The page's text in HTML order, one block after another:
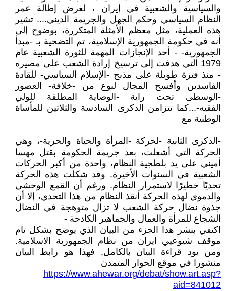
والسياسية والشعبية في إيران ، لغرض إطالة عمر
النظام السياسي وحكم الجهل والجريمة الديني.... تشير
هذه العملية، مثل معظم الأمثلة المتكررة، بوضوح إلى
أنه في حكومة الجمهورية الإسلامية، تم التضحية بـ -مبدأ
الجمهورية- - أحد الإنجازات المهمة للثورة الشعبية عام
1979 التي هدفت إلى ترسيخ إرادة الشعب على مصيره
- منذ فترة طويلة على مذبح -الإسلام السياسي- للقادة
الفاسدين وأفسح المجال لنوع من -خلافة- العصور
-الوسطى تحت راية -الوصاية المطلقة للولي
الفقيه-...كما تتزامن الذكرى السادسة والثلاثين للمأساة
الوطنية مع
-الذكرى الثانية -لحركة -المرأة والحياة والحرية-، وهي
الحركة التي أشعلت، بعد جريمة الحكومة بقتل مهسا
أميني على يد بلطجية النظام، واحدة من أكبر الحركات
الشعبية في السنوات الأخيرة. وقد شكلت هذه الحركة
تحديًا خطيرًا لاستمرار النظام. ورغم أن القمع الوحشي
والدموي لهذه الحركة أنقذ النظام من هذا التحدي، إلا أن
جذوة نضال حركة الشعب لا تزال متوهجة في النضال
الشجاع للمرأة والعمال والجماهير الكادحة -
اكتفي بنشر هذا الجزء من البيان الذي يوضح بشكل تام
موقف شيوعيي ايران من نظام الجمهورية الاسلامية.
ومن يود قراءة البيان بالكامل, فهذا هو رابط البيان
منشورا في موقع الحوار المتمدن
https://www.ahewar.org/debat/show.art.asp?
aid=841012